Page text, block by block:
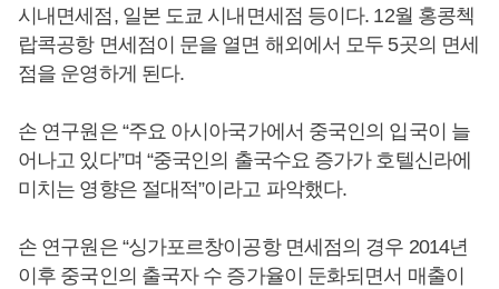
시내면세점, 일본 도쿄 시내면세점 등이다. 12월 홍콩첵
랍콕공항 면세점이 문을 열면 해외에서 모두 5곳의 면세
점을 운영하게 된다.
손 연구원은 “주요 아시아국가에서 중국인의 입국이 늘
어나고 있다”며 “중국인의 출국수요 증가가 호텔신라에
미치는 영향은 절대적”이라고 파악했다.
손 연구원은 “싱가포르창이공항 면세점의 경우 2014년
이후 중국인의 출국자 수 증가율이 둔화되면서 매출이